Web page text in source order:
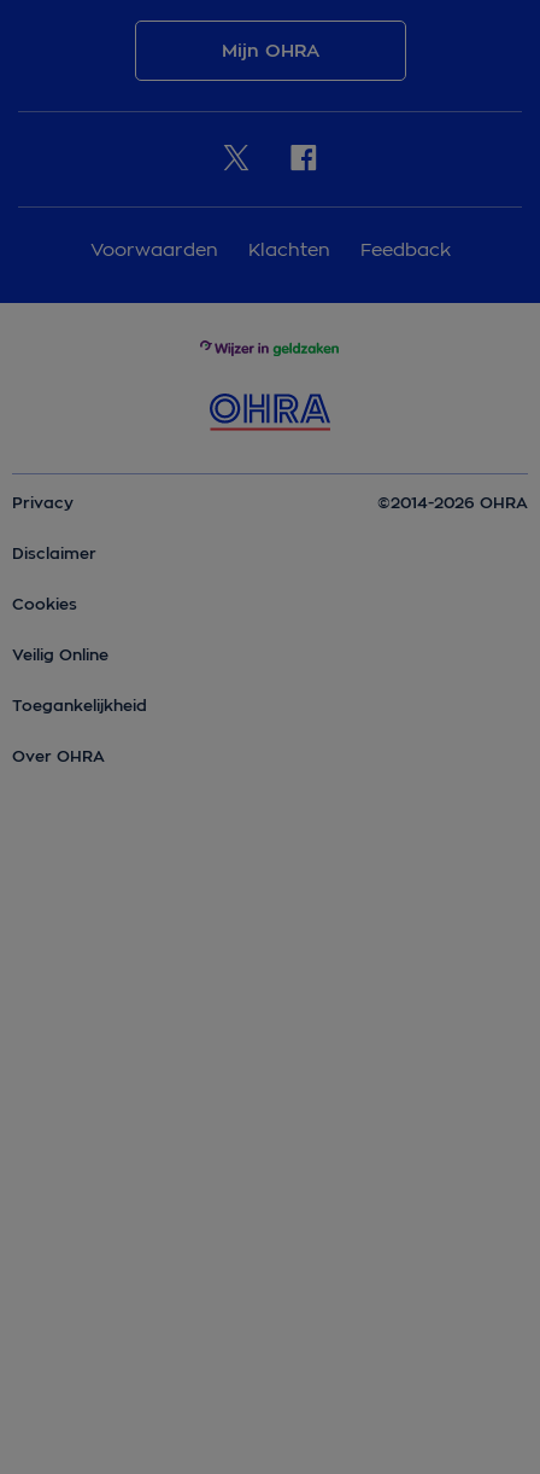
Mijn OHRA
Voorwaarden Klachten Feedback
Privacy
Disclaimer
Cookies
Veilig Online
Toegankelijkheid
Over OHRA
©2014-2026 OHRA